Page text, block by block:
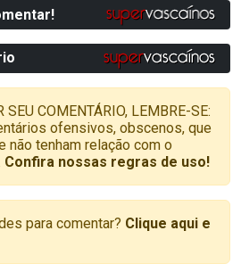
SEU COMENTÁRIO, LEMBRE-SE:
ofensivos, obscenos, que
não tenham relação com o
Confira nossas regras de uso!
para comentar? Clique aqui e